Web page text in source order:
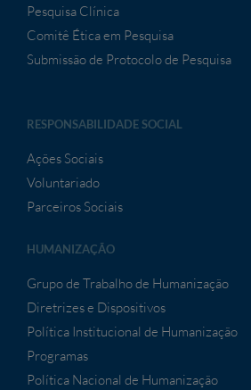
Pesquisa Clínica
Comitê Ética em Pesquisa
Submissão de Protocolo de Pesquisa
RESPONSABILIDADE SOCIAL
Ações Sociais
Voluntariado
Parceiros Sociais
HUMANIZAÇÃO
Grupo de Trabalho de Humanização
Diretrizes e Dispositivos
Política Institucional de Humanização
Programas
Política Nacional de Humanização